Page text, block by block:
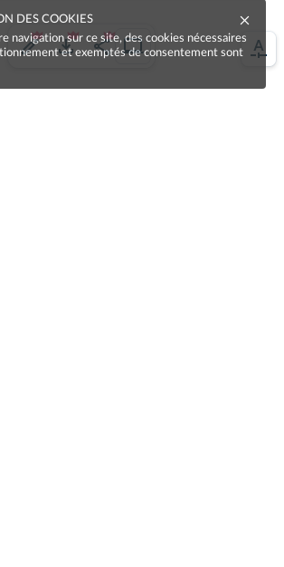
DES COOKIES
navigation sur ce site, des cookies nécessaires
et exemptés de consentement sont